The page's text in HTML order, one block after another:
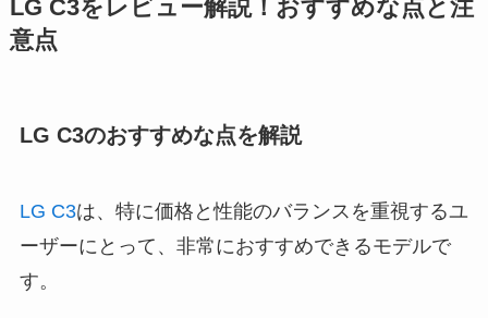
LG C3をレビュー解説！おすすめな点と注
意点
LG C3のおすすめな点を解説
LG C3は、特に価格と性能のバランスを重視するユ
ーザーにとって、非常におすすめできるモデルで
す。